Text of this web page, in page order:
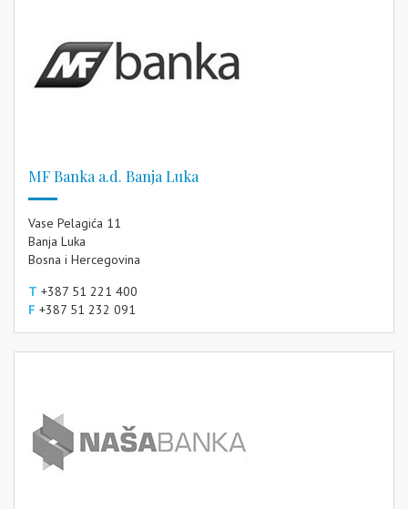
MF Banka a.d. Banja Luka
Vase Pelagića 11
Banja Luka
Bosna i Hercegovina
T +387 51 221 400
F +387 51 232 091